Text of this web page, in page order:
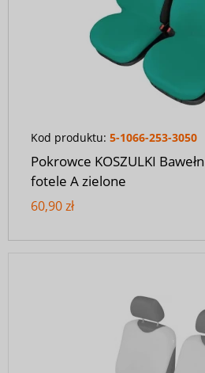
Kod produktu: 5-1066-253-3050
Pokrowce KOSZULKI
fotele A zielone
60,90 zł